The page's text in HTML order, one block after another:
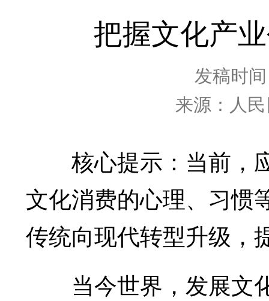
把握文化产
发稿时
来源：人
核心提示：当前，
文化消费的心理、习惯
传统向现代转型升级，
当今世界，发展文